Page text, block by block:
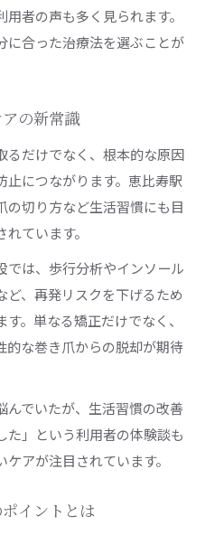
者の声も多く見られます。
に合った治療法を選ぶことが
の新常識
るだけでなく、根本的な原因
止につながります。恵比寿駅
の切り方など生活習慣にも目
ています。
では、歩行分析やインソール
、再発リスクを下げるため
。単なる矯正だけでなく、
的な巻き爪からの脱却が期待
んでいたが、生活習慣の改善
」という利用者の体験談も
アが注目されています。
イントとは